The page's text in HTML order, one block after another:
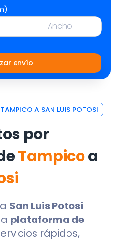
envío
A SAN LUIS POTOSI
por
Tampicoa
a San Luis Potosi
plataforma de
rápidos,